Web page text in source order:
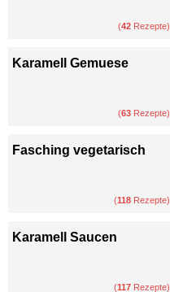
(42 Rezepte)
Karamell Gemuese
(63 Rezepte)
Fasching vegetarisch
(118 Rezepte)
Karamell Saucen
(117 Rezepte)